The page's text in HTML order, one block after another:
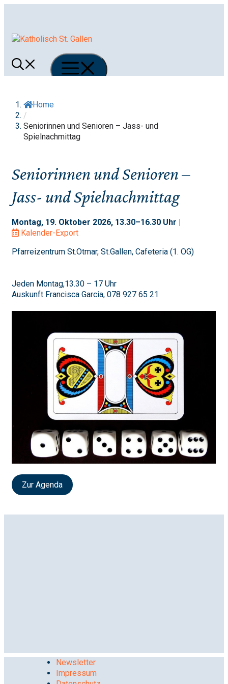
Menü
Home
/
Seniorinnen und Senioren – Jass- und
Spielnachmittag
Seniorinnen und Senioren –
Jass- und Spielnachmittag
Montag, 19. Oktober 2026, 13.30–16.30 Uhr |
Kalender-Export
Pfarreizentrum St.Otmar, St.Gallen, Cafeteria (1. OG)
Jeden Montag,13.30 – 17 Uhr
Auskunft Francisca Garcia, 078 927 65 21
Zur Agenda
Newsletter
Impressum